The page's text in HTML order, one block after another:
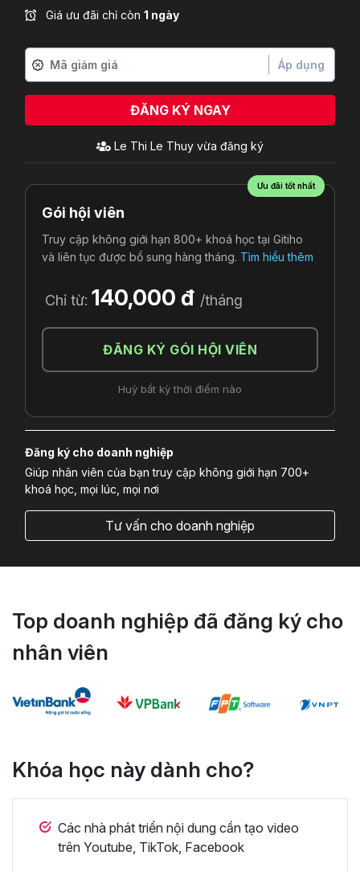
Giá ưu đãi chỉ còn 1 ngày
Áp dụng
ĐĂNG KÝ NGAY
Le Thi Le Thuy vừa đăng ký
Ưu đãi tốt nhất
Gói hội viên
Truy cập không giới hạn 800+ khoá học tại Gitiho
và liên tục được bổ sung hàng tháng. Tìm hiểu thêm
Chỉ từ: 140,000 đ /tháng
ĐĂNG KÝ GÓI HỘI VIÊN
Huỷ bất kỳ thời điểm nào
Đăng ký cho doanh nghiệp
Giúp nhân viên của bạn truy cập không giới hạn 700+
khoá học, mọi lúc, mọi nơi
Tư vấn cho doanh nghiệp
Top doanh nghiệp đã đăng ký cho
nhân viên
Khóa học này dành cho?
Các nhà phát triển nội dung cần tạo video
trên Youtube, TikTok, Facebook